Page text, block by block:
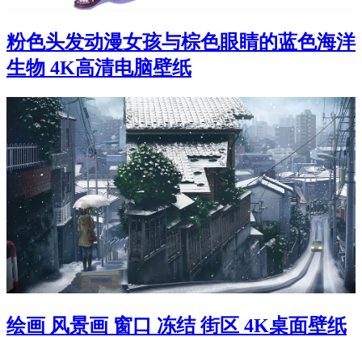
粉色头发动漫女孩与棕色眼睛的蓝色海洋
生物 4K高清电脑壁纸
绘画 风景画 窗口 冻结 街区 4K桌面壁纸